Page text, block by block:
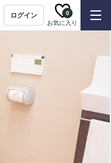
ログイン
お気に入り
0